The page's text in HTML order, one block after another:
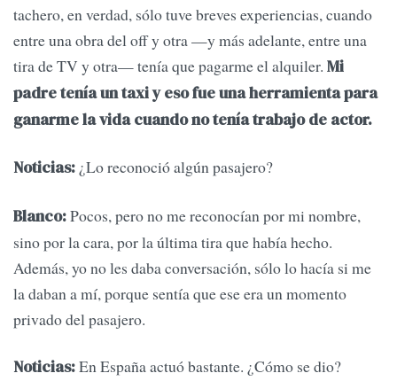
tachero, en verdad, sólo tuve breves experiencias, cuando
entre una obra del off y otra —y más adelante, entre una
tira de TV y otra— tenía que pagarme el alquiler. Mi
padre tenía un taxi y eso fue una herramienta para
ganarme la vida cuando no tenía trabajo de actor.
Noticias: ¿Lo reconoció algún pasajero?
Blanco:Pocos, pero no me reconocían por mi nombre,
sino por la cara, por la última tira que había hecho.
Además, yo no les daba conversación, sólo lo hacía si me
la daban a mí, porque sentía que ese era un momento
privado del pasajero.
Noticias:En España actuó bastante. ¿Cómo se dio?